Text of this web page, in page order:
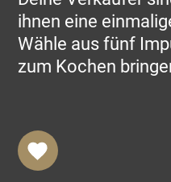
ihnen eine
Wähle aus fünf
zum Kochen